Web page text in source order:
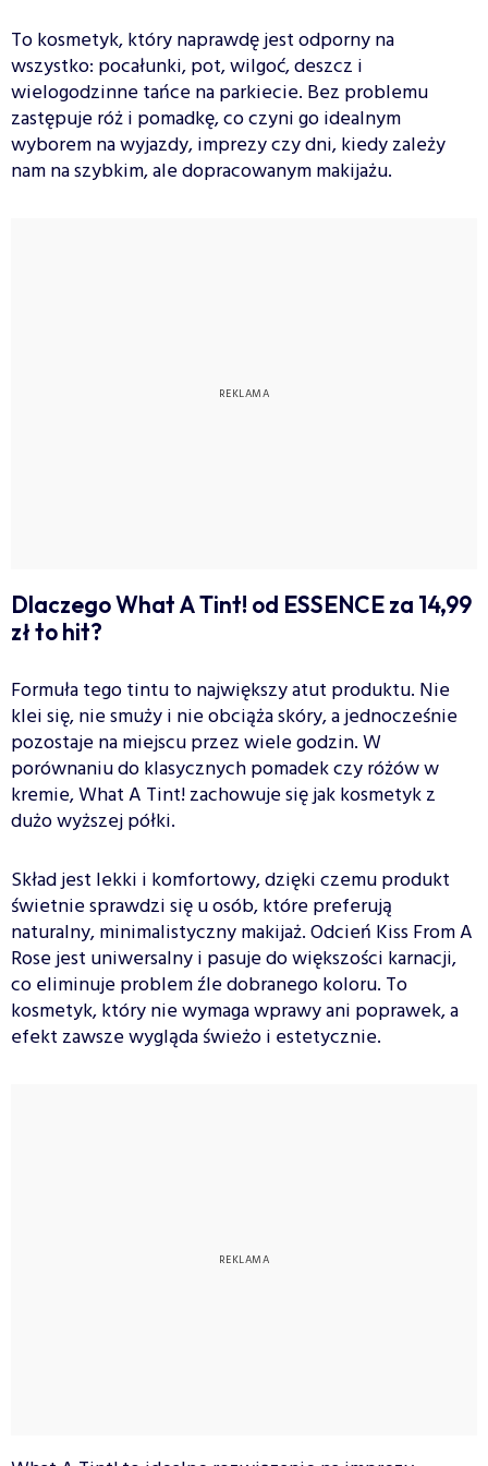
To kosmetyk, który naprawdę jest odporny na
wszystko: pocałunki, pot, wilgoć, deszcz i
wielogodzinne tańce na parkiecie. Bez problemu
zastępuje róż i pomadkę, co czyni go idealnym
wyborem na wyjazdy, imprezy czy dni, kiedy zależy
nam na szybkim, ale dopracowanym makijażu.
Dlaczego What A Tint! od ESSENCE za 14,99
zł to hit?
Formuła tego tintu to największy atut produktu. Nie
klei się, nie smuży i nie obciąża skóry, a jednocześnie
pozostaje na miejscu przez wiele godzin. W
porównaniu do klasycznych pomadek czy różów w
kremie, What A Tint! zachowuje się jak kosmetyk z
dużo wyższej półki.
Skład jest lekki i komfortowy, dzięki czemu produkt
świetnie sprawdzi się u osób, które preferują
naturalny, minimalistyczny makijaż. Odcień Kiss From A
Rose jest uniwersalny i pasuje do większości karnacji,
co eliminuje problem źle dobranego koloru. To
kosmetyk, który nie wymaga wprawy ani poprawek, a
efekt zawsze wygląda świeżo i estetycznie.